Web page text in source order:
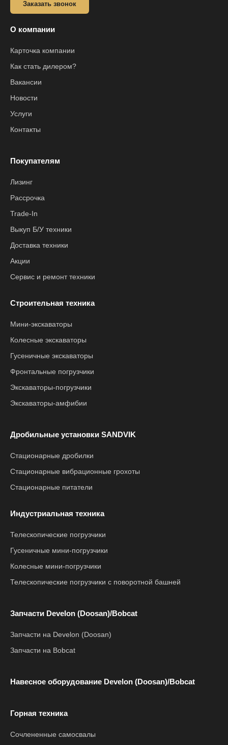
Заказать звонок
О компании
Карточка компании
Как стать дилером?
Вакансии
Новости
Услуги
Контакты
Покупателям
Лизинг
Рассрочка
Trade-In
Выкуп Б/У техники
Доставка техники
Акции
Сервис и ремонт техники
Строительная техника
Мини-экскаваторы
Колесные экскаваторы
Гусеничные экскаваторы
Фронтальные погрузчики
Экскаваторы-погрузчики
Экскаваторы-амфибии
Дробильные установки SANDVIK
Стационарные дробилки
Стационарные вибрационные грохоты
Стационарные питатели
Индустриальная техника
Телескопические погрузчики
Гусеничные мини-погрузчики
Колесные мини-погрузчики
Телескопические погрузчики с поворотной башней
Запчасти Develon (Doosan)/Bobcat
Запчасти на Develon (Doosan)
Запчасти на Bobcat
Навесное оборудование Develon (Doosan)/Bobcat
Горная техника
Сочлененные самосвалы